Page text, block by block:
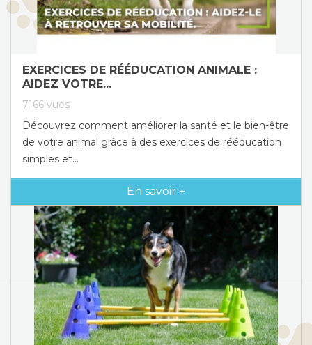
EXERCICES DE RÉÉDUCATION ANIMALE :
AIDEZ VOTRE...
7166 vues
Découvrez comment améliorer la santé et le bien-être
de votre animal grâce à des exercices de rééducation
simples et...
En savoir +